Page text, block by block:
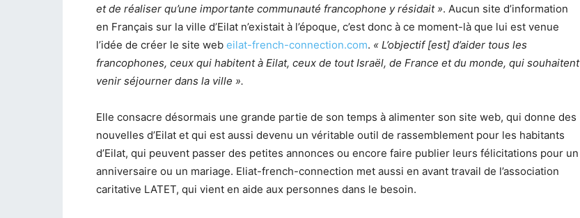
et de réaliser qu’une importante communauté francophone y résidait ». Aucun site d’information
en Français sur la ville d’Eilat n’existait à l’époque, c’est donc à ce moment-là que lui est venue
l’idée de créer le site web eilat-french-connection.com. « L’objectif [est] d’aider tous les
francophones, ceux qui habitent à Eilat, ceux de tout Israël, de France et du monde, qui souhaitent
venir séjourner dans la ville ».
Elle consacre désormais une grande partie de son temps à alimenter son site web, qui donne des
nouvelles d’Eilat et qui est aussi devenu un véritable outil de rassemblement pour les habitants
d’Eilat, qui peuvent passer des petites annonces ou encore faire publier leurs félicitations pour un
anniversaire ou un mariage. Eliat-french-connection met aussi en avant travail de l’association
caritative LATET, qui vient en aide aux personnes dans le besoin.